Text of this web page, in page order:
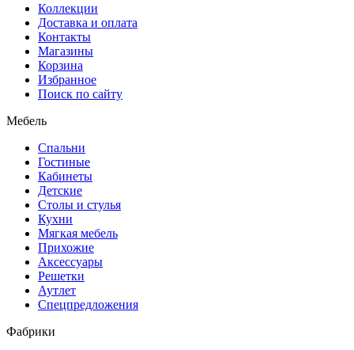
Коллекции
Доставка и оплата
Контакты
Магазины
Корзина
Избранное
Поиск по сайту
Мебель
Спальни
Гостиные
Кабинеты
Детские
Столы и стулья
Кухни
Мягкая мебель
Прихожие
Аксессуары
Решетки
Аутлет
Спецпредложения
Фабрики